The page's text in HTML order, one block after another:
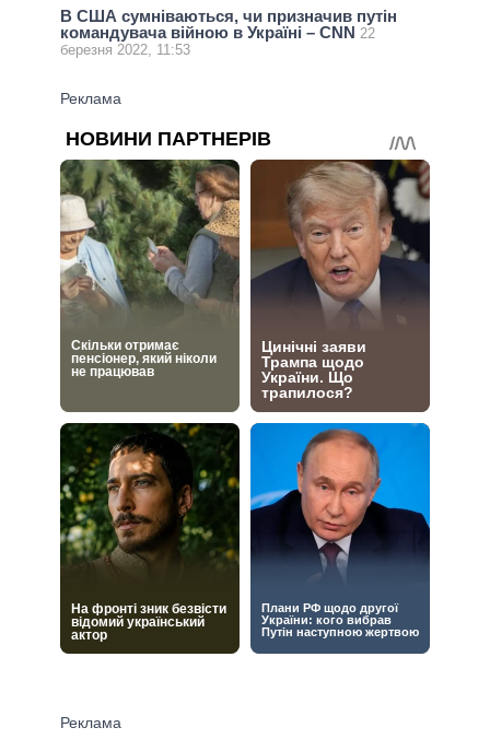
В США сумніваються, чи призначив путін
командувача війною в Україні – CNN 22
березня 2022, 11:53